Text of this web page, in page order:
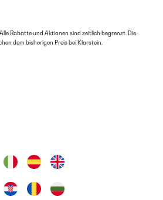
Rabatte und Aktionen sind zeitlich begrenzt. Die
dem bisherigen Preis bei Klarstein.